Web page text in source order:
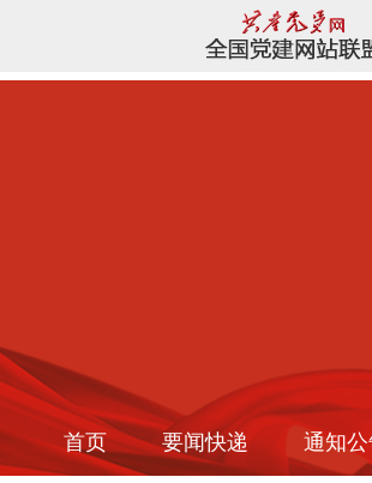
首页 要闻快递 通知